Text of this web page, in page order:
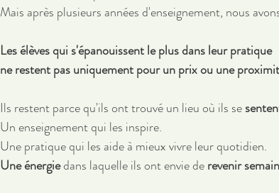
Mais après plusieurs années d'enseignement, nous
Les élèves qui s'épanouissent le plus dans leur pratique
ne restent pas uniquement pour un prix ou une
Ils restent parce qu'ils ont trouvé un lieu où ils se
Un enseignement qui les inspire.
Une pratique qui les aide à mieux vivre leur quotidien.
Une énergie dans laquelle ils ont envie de revenir